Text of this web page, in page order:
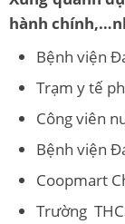
hành
Bệnh viện
Trạm y tế
Công viên
Bệnh viện
Coopmart
Trường